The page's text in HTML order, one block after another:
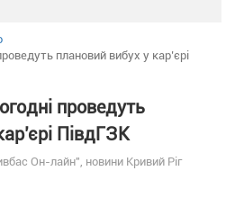
плановий вибух у кар’єрі
проведуть
ПівдГЗК
Он-лайн", новини Кривий Ріг